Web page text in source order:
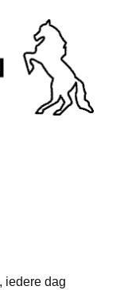
iedere dag